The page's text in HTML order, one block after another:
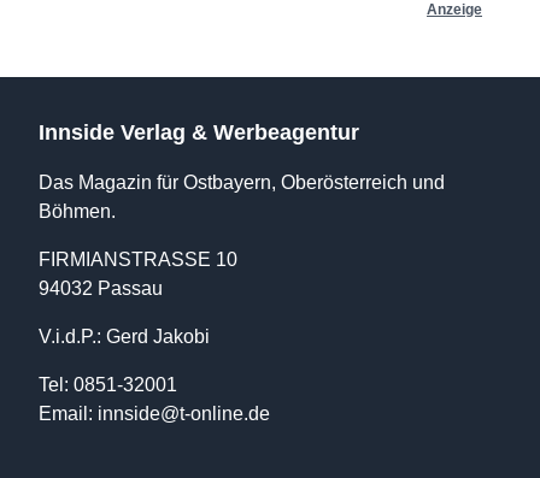
Anzeige
Innside Verlag & Werbeagentur
Das Magazin für Ostbayern, Oberösterreich und
Böhmen.
FIRMIANSTRASSE 10
94032 Passau
V.i.d.P.: Gerd Jakobi
Tel: 0851-32001
Email: innside@t-online.de